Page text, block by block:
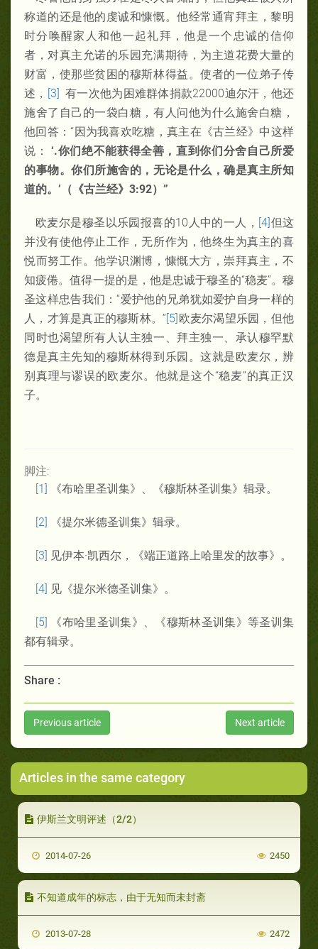
称道的还是他的虔诚和慷慨。他经常通宵拜主，黎明
时分唤醒家人和他一起礼拜，他是一个忠诚的信仰
者，对真主允诺的乐园充满期待，为主道花费大量的
财富，使那些贫困的穆斯林得益。使者的一位弟子传
述， [3] 有一次他为困难群体捐款22000迪尔汗，他还
施舍了自己的一袋白糖，有人问他为什么施舍白糖，
他回答：“因为我喜欢吃糖，真主在《古兰经》中这样
说： ‘.你们绝不能获得全善，直到你们分舍自己所爱
的事物。你们所施舍的，无论是什么，确是真主所知
道的。 ’ （《古兰经》3:92）”
欧麦尔是穆圣以乐园报喜的10人中的一人， [4]但这
并没有使他停止工作，无所作为，他终生为真主的喜
悦而努工作。他学识渊博，慷慨大方，崇拜真主，不
知疲倦。值得一提的是，他是忠诚于穆圣的“稳麦”。穆
圣这样忠告我们：“爱护他的兄弟犹如爱护自身一样的
人，才算是真正的穆斯林。”[5] 欧麦尔渴望乐园，但他
同时也渴望所有人认主独一、拜主独一、承认穆罕默
德是真主先知的穆斯林得到乐园。这就是欧麦尔，辨
别真理与谬误的欧麦尔。他就是这个“稳麦”的真正汉
子。
脚注:
[1]
《布哈里圣训集》、《穆斯林圣训集》辑录。
[2] 《提尔米德圣训集》辑录。
[3] 见伊本·凯西尔，《端正道路上哈里发的故事》。
[4] 见《提尔米德圣训集》。
[5]
《布哈里圣训集》、《穆斯林圣训集》等圣训集
都有辑录。
Share :
Previous article Next article
Articles in the same category
伊斯兰文明评述（2/2）
2014-07-26 2450
不知道成年的标志，由于无知而未封斋
2013-07-28 2472